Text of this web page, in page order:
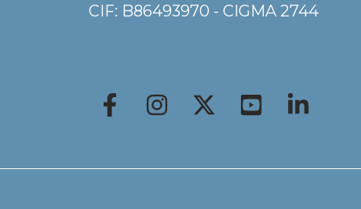
CIF: B86493970 - CIGMA 2744